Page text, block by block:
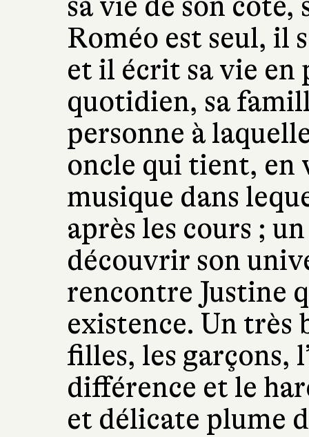
Roméo est seul, il
et il écrit sa vie en
quotidien, sa
personne à
oncle qui tient, en
musique dans
après les cours ;
découvrir son
rencontre Justine
existence. Un très
filles, les garçons,
différence et le
et délicate plume